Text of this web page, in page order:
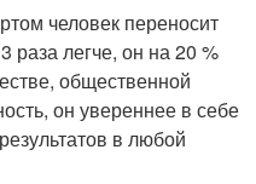
человек переносит
раза легче, он на 20 %
общественной
он увереннее в себе
в любой